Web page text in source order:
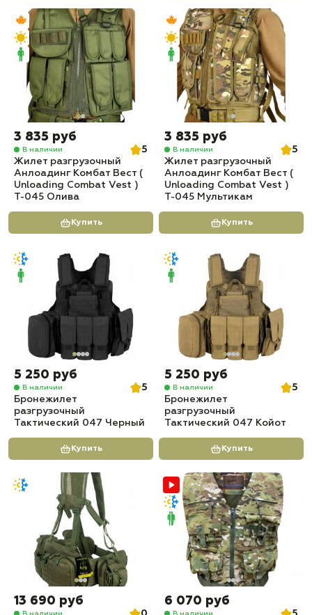
3 835 руб
В наличии
5
Жилет разгрузочный
Анлоадинг Комбат Вест (
Unloading Combat Vest )
T-045 Олива
Купить
3 835 руб
В наличии
5
Жилет разгрузочный
Анлоадинг Комбат Вест (
Unloading Combat Vest )
T-045 Мультикам
Купить
5 250 руб
В наличии
5
Бронежилет
разгрузочный
Тактический 047 Черный
Купить
5 250 руб
В наличии
5
Бронежилет
разгрузочный
Тактический 047 Койот
Купить
13 690 руб
В наличии
6 070 руб
В наличии